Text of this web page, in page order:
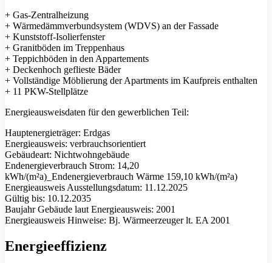
+ Gas-Zentralheizung
+ Wärmedämmverbundsystem (WDVS) an der Fassade
+ Kunststoff-Isolierfenster
+ Granitböden im Treppenhaus
+ Teppichböden in den Appartements
+ Deckenhoch geflieste Bäder
+ Vollständige Möblierung der Apartments im Kaufpreis enthalten
+ 11 PKW-Stellplätze
Energieausweisdaten für den gewerblichen Teil:
Hauptenergieträger: Erdgas
Energieausweis: verbrauchsorientiert
Gebäudeart: Nichtwohngebäude
Endenergieverbrauch Strom: 14,20
kWh/(m²a)_Endenergieverbrauch Wärme 159,10 kWh/(m²a)
Energieausweis Ausstellungsdatum: 11.12.2025
Gültig bis: 10.12.2035
Baujahr Gebäude laut Energieausweis: 2001
Energieausweis Hinweise: Bj. Wärmeerzeuger lt. EA 2001
Energieeffizienz